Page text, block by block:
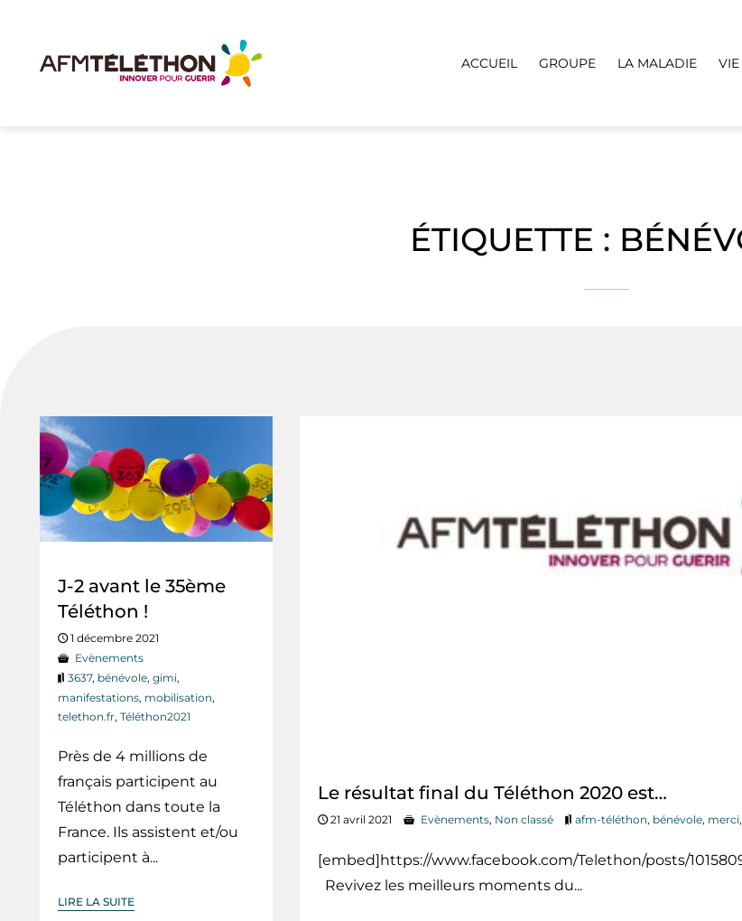
ACCUEIL GROUPE LA MALADIE
ÉTIQUETTE :
J-2 avant le 35ème
Téléthon !
1 décembre 2021
Evènements
3637, bénévole, gimi,
manifestations, mobilisation,
telethon.fr, Téléthon2021
Près de 4 millions de
français participent au
Téléthon dans toute la
France. Ils assistent et/ou
participent à...
LIRE LA SUITE
Le résultat final du Téléthon 2020 est…
21 avril 2021 Evènements, Non classé afm-téléthon, bénévole, merci,
[embed]https://www.facebook.com/Telethon/posts/
Revivez les meilleurs moments du...